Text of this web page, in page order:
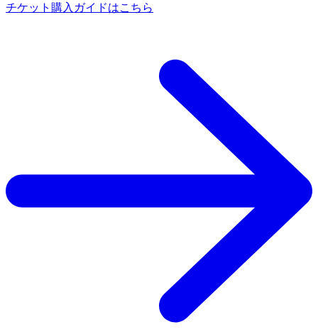
チケット購入ガイドはこちら